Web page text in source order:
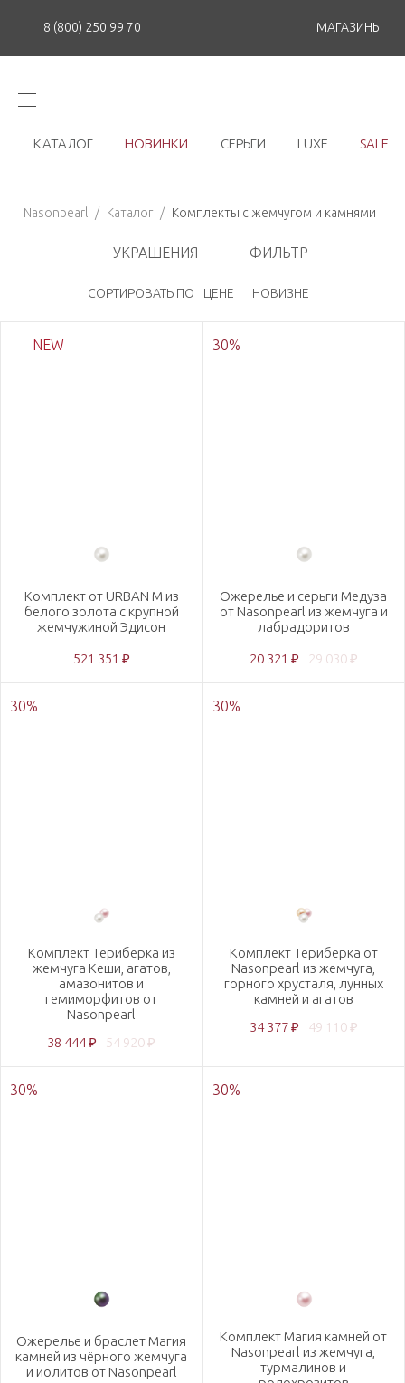
8 (800) 250 99 70 МАГАЗИНЫ
КАТАЛОГ НОВИНКИ СЕРЬГИ LUXE SALE
Nasonpearl / Каталог / Комплекты с жемчугом и камнями
УКРАШЕНИЯ ФИЛЬТР
СОРТИРОВАТЬ ПО ЦЕНЕ НОВИЗНЕ
NEW
Комплект от URBAN M из
белого золота с крупной
жемчужиной Эдисон
521 351 ₽
30%
Ожерелье и серьги Медуза
от Nasonpearl из жемчуга и
лабрадоритов
20 321 ₽ 29 030 ₽
30%
Комплект Териберка из
жемчуга Кеши, агатов,
амазонитов и
гемиморфитов от
Nasonpearl
38 444 ₽
54 920 ₽
30%
Комплект Териберка от
Nasonpearl из жемчуга,
горного хрусталя, лунных
камней и агатов
34 377 ₽
49 110 ₽
30%
Ожерелье и браслет Магия
камней из чёрного жемчуга
и иолитов от Nasonpearl
30%
Комплект Магия камней от
Nasonpearl из жемчуга,
турмалинов и